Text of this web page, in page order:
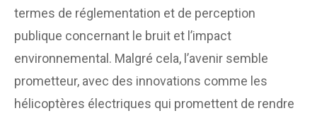
termes de réglementation et de perception
publique concernant le bruit et l’impact
environnemental. Malgré cela, l’avenir semble
prometteur, avec des innovations comme les
hélicoptères électriques qui promettent de rendre